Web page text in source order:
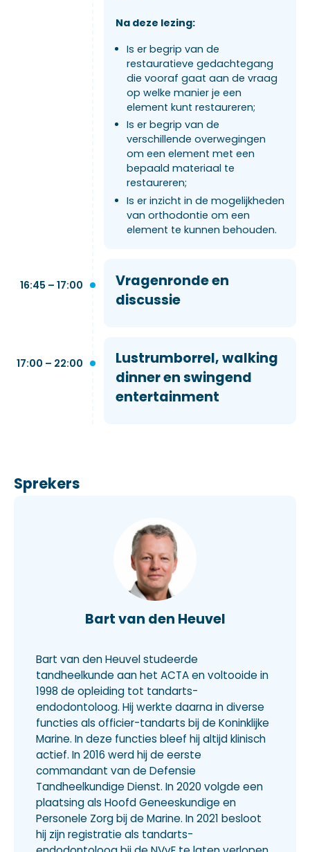
Na deze lezing:
Is er begrip van de
restauratieve gedachtegang
die vooraf gaat aan de vraag
op welke manier je een
element kunt restaureren;
Is er begrip van de
verschillende overwegingen
om een element met een
bepaald materiaal te
restaureren;
Is er inzicht in de mogelijkheden
van orthodontie om een
element te kunnen behouden.
16:45 – 17:00
Vragenronde en
discussie
17:00 – 22:00
Lustrumborrel, walking
dinner en swingend
entertainment
Sprekers
Bart van den Heuvel
Bart van den Heuvel studeerde
tandheelkunde aan het ACTA en voltooide in
1998 de opleiding tot tandarts-
endodontoloog. Hij werkte daarna in diverse
functies als officier-tandarts bij de Koninklijke
Marine. In deze functies bleef hij altijd klinisch
actief. In 2016 werd hij de eerste
commandant van de Defensie
Tandheelkundige Dienst. In 2020 volgde een
plaatsing als Hoofd Geneeskundige en
Personele Zorg bij de Marine. In 2021 besloot
hij zijn registratie als tandarts-